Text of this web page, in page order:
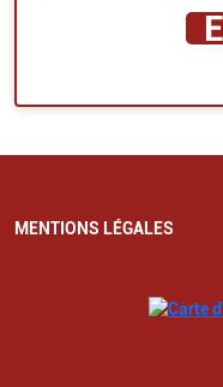
MENTIONS LÉGALES